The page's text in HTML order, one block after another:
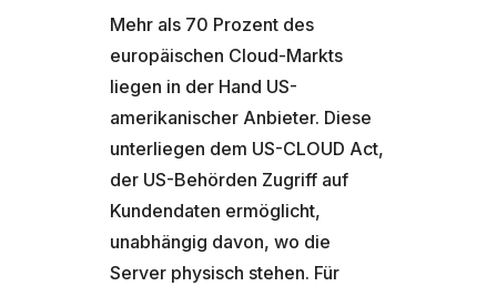
Mehr als 70 Prozent des
europäischen Cloud-Markts
liegen in der Hand US-
amerikanischer Anbieter. Diese
unterliegen dem US-CLOUD Act,
der US-Behörden Zugriff auf
Kundendaten ermöglicht,
unabhängig davon, wo die
Server physisch stehen. Für